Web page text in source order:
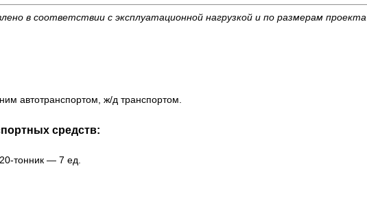
в соответствии с эксплуатационной нагрузкой и по размерам проекта
автотранспортом, ж/д транспортом.
средств:
тонник — 7 ед.